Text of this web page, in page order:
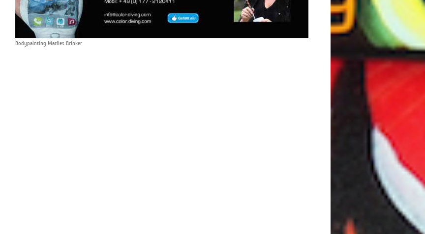
Bodypainting Marlies Brinker